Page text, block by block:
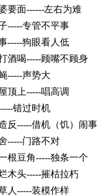
要面------左右为难
-----专管不平事
-----狗眼看人低
酒喝-----顾嘴不顾身
-----声势大
顶上-----唱高调
错过时机
反-----借机（饥）闹事
-----门路不对
根豆角-----独条一个
木头-----摧枯拉朽
人-----装模作样